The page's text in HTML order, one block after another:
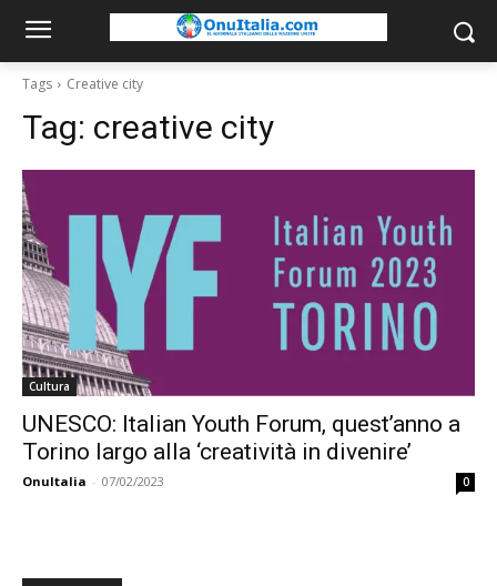
Tags Creative city
Tag: creative city
Cultura
UNESCO: Italian Youth Forum, quest’anno a
Torino largo alla ‘creatività in divenire’
OnuItalia - 07/02/2023 0